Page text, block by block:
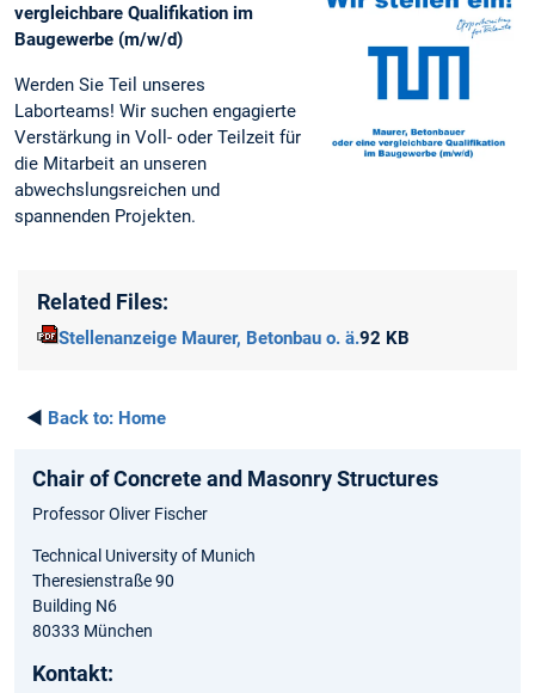
vergleichbare Qualifikation im
Baugewerbe (m/w/d)
Werden Sie Teil unseres
Laborteams! Wir suchen engagierte
Verstärkung in Voll- oder Teilzeit für
die Mitarbeit an unseren
abwechslungsreichen und
spannenden Projekten.
Related Files:
Stellenanzeige Maurer, Betonbau o. ä.92 KB
◄ Back to: Home
Chair of Concrete and Masonry Structures
Professor Oliver Fischer
Technical University of Munich
Theresienstraße 90
Building N6
80333 München
Kontakt: